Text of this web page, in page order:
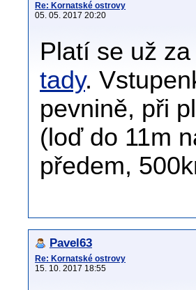
Re: Kornatské ostrovy
05. 05. 2017 20:20
Platí se už
tady.
pevnině, při
(loď do 11m
předem,
Pavel63
Re: Kornatské ostrovy
15. 10. 2017 18:55